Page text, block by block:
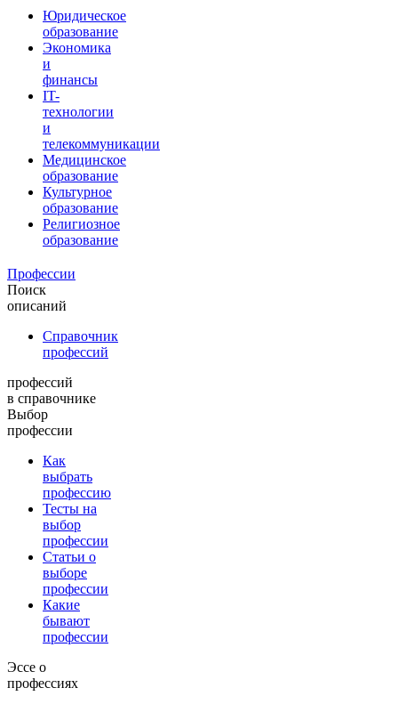
Юридическое
образование
Экономика
и
финансы
IT-
технологии
и
телекоммуникации
Медицинское
образование
Культурное
образование
Религиозное
образование
Профессии
Поиск
описаний
Справочник
профессий
профессий
в справочнике
Выбор
профессии
Как
выбрать
профессию
Тесты на
выбор
профессии
Статьи о
выборе
профессии
Какие
бывают
профессии
Эссе о
профессиях